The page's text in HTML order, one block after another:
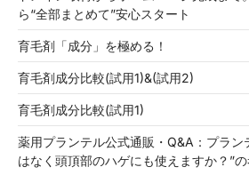
ら“全部まとめて”安心スタート
育毛剤「成分」を極める！
育毛剤成分比較(試用1)&(試用2)
育毛剤成分比較(試用1)
薬用プランテル公式通販・Q&A：プラン
はなく頭頂部のハゲにも使えますか？”